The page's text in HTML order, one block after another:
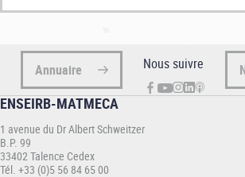
Annuaire Nous suivre
ENSEIRB-MATMECA
1 avenue du Dr Albert Schweitzer
B.P. 99
33402 Talence Cedex
Tél. +33 (0)5 56 84 65 00